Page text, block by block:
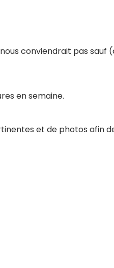
conviendrait pas
en semaine.
et de photos afin